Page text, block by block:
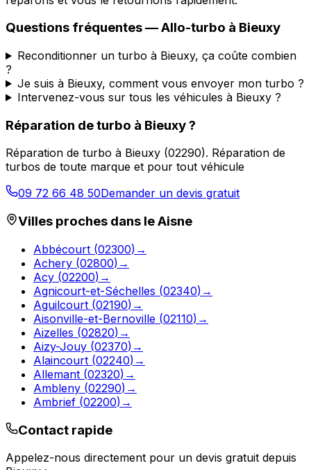
Questions fréquentes —Allo-turbo à Bieuxy
Reconditionner un turbo à Bieuxy, ça coûte combien
?
Je suis à Bieuxy, comment vous envoyer mon turbo ?
Intervenez-vous sur tous les véhicules à Bieuxy ?
Réparation de turbo à Bieuxy?
Réparation de turbo à Bieuxy (02290). Réparation de
turbos de toute marque et pour tout véhicule
09 72 66 48 50Demander un devis gratuit
Villes proches dans leAisne
Abbécourt (02300) →
Achery (02800) →
Acy (02200) →
Agnicourt-et-Séchelles (02340) →
Aguilcourt (02190) →
Aisonville-et-Bernoville (02110) →
Aizelles (02820) →
Aizy-Jouy (02370) →
Alaincourt (02240) →
Allemant (02320) →
Ambleny (02290) →
Ambrief (02200) →
Contact rapide
Appelez-nous directement pour un devis gratuit depuis